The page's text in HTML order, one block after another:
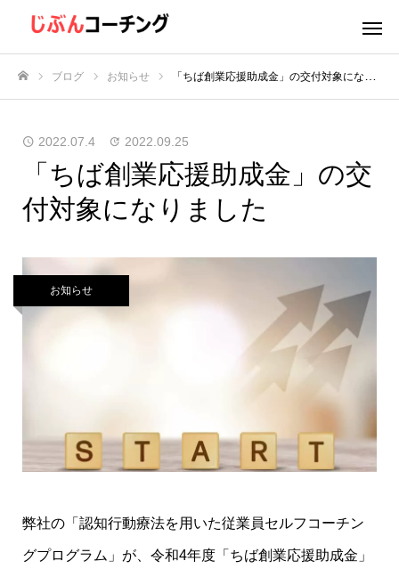
ブログ お知らせ 「ちば創業応援助成金」の交付対象になりました
2022.07.4 2022.09.25
「ちば創業応援助成金」の交
付対象になりました
お知らせ
弊社の「認知行動療法を用いた従業員セルフコーチン
グプログラム」が、令和4年度「ちば創業応援助成金」